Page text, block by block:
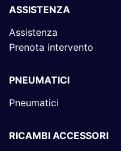
ASSISTENZA
Assistenza
Prenota intervento
PNEUMATICI
Pneumatici
RICAMBI ACCESSORI